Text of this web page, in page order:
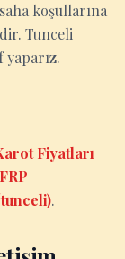
koşullarına
Tunceli
yaparız.
Fiyatları
.